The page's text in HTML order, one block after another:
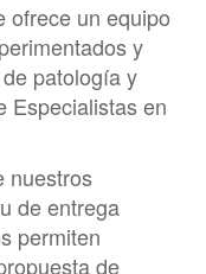
ofrece un equipo
y
patología y
Especialistas en
nuestros
de entrega
permiten
de